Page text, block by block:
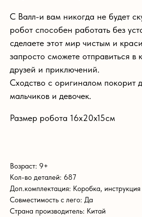
С Валл-и вам никогда не будет
робот способен работать без
сделаете этот мир чистым и
запросто сможете отправиться в
друзей и приключений.
Сходство с оригиналом покорит
мальчиков и девочек.
Размер робота 16х20х15см
Возраст: 9+
Кол-во деталей: 687
Доп.комплектация: Коробка, инструкция
Совместимость с лего: Да
Страна производитель: Китай